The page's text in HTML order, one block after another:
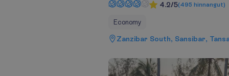
4.2/5(495 hinnangut)
Economy
Zanzibar South, Sansibar,